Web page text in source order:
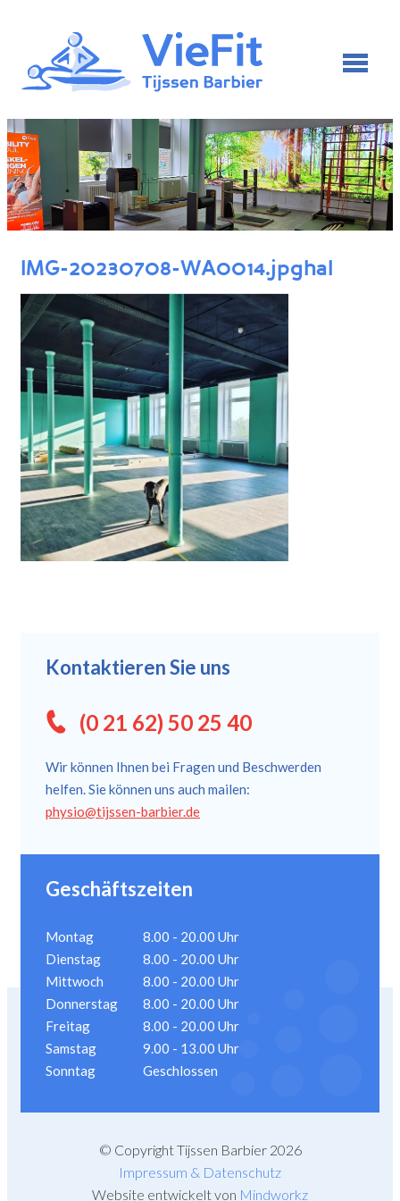
IMG-20230708-WA0014.jpghal
Kontaktieren Sie uns
(0 21 62) 50 25 40
Wir können Ihnen bei Fragen und Beschwerden
helfen. Sie können uns auch mailen:
physio@tijssen-barbier.de
Geschäftszeiten
Montag
8.00 - 20.00 Uhr
Dienstag
8.00 - 20.00 Uhr
Mittwoch
8.00 - 20.00 Uhr
Donnerstag
8.00 - 20.00 Uhr
Freitag
8.00 - 20.00 Uhr
Samstag
9.00 - 13.00 Uhr
Sonntag
Geschlossen
© Copyright Tijssen Barbier 2026
Impressum & Datenschutz
Website entwickelt von Mindworkz